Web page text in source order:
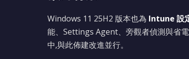
Windows 11 25H2 版本也為 Intune 設
能、Settings Agent、旁觀者偵測與省
中,與此佈建改進並行。